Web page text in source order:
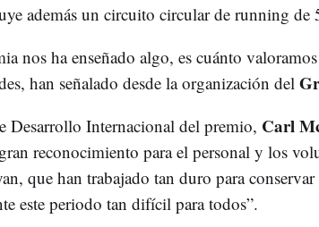
además un circuito circular de running de
nos ha enseñado algo, es cuánto
han señalado desde la organización del
Desarrollo Internacional del premio, Carl
reconocimiento para el personal y los
que han trabajado tan duro para
este periodo tan difícil para todos”.